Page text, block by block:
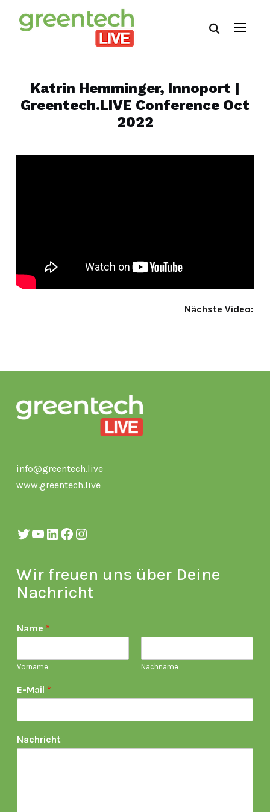
Katrin Hemminger, Innoport |
Greentech.LIVE Conference Oct
2022
Nächste Video:
info@greentech.live
www.greentech.live
Twitter
YouTube
LinkedIn
Facebook
Instagram
Wir freuen uns über Deine
Nachricht
Name *
Vorname Nachname
E-Mail *
Nachricht